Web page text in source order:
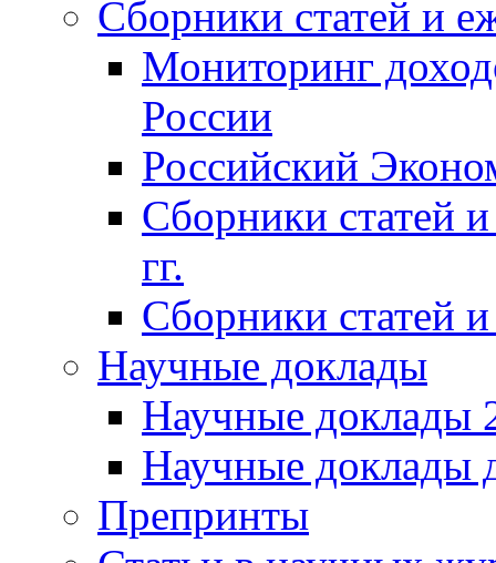
Сборники статей и
Мониторинг
России
Российский
Сборники статей
гг.
Сборники статей
Научные доклады
Научные доклады
Научные доклады
Препринты